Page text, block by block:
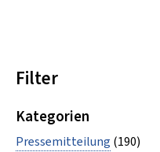
Filter
Kategorien
Pressemitteilung (190)